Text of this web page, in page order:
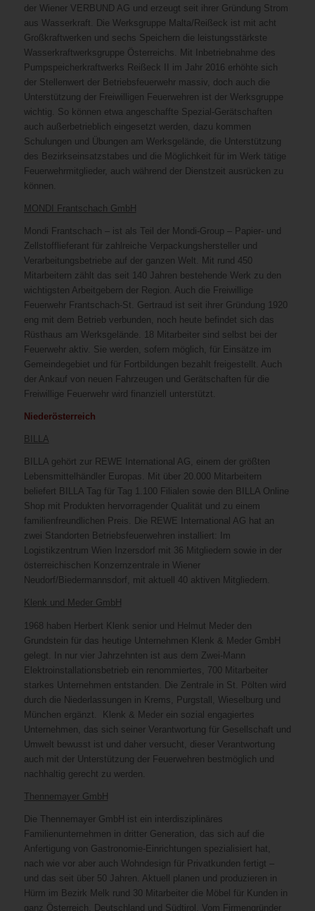
der Wiener VERBUND AG und erzeugt seit ihrer Gründung Strom
aus Wasserkraft. Die Werksgruppe Malta/Reißeck ist mit acht
Großkraftwerken und sechs Speichern die leistungsstärkste
Wasserkraftwerksgruppe Österreichs. Mit Inbetriebnahme des
Pumpspeicherkraftwerks Reißeck II im Jahr 2016 erhöhte sich
der Stellenwert der Betriebsfeuerwehr massiv, doch auch die
Unterstützung der Freiwilligen Feuerwehren ist der Werksgruppe
wichtig. So können etwa angeschaffte Spezial-Gerätschaften
auch außerbetrieblich eingesetzt werden, dazu kommen
Schulungen und Übungen am Werksgelände, die Unterstützung
des Bezirkseinsatzstabes und die Möglichkeit für im Werk tätige
Feuerwehrmitglieder, auch während der Dienstzeit ausrücken zu
können.
MONDI Frantschach GmbH
Mondi Frantschach – ist als Teil der Mondi-Group – Papier- und
Zellstofflieferant für zahlreiche Verpackungshersteller und
Verarbeitungsbetriebe auf der ganzen Welt. Mit rund 450
Mitarbeitern zählt das seit 140 Jahren bestehende Werk zu den
wichtigsten Arbeitgebern der Region. Auch die Freiwillige
Feuerwehr Frantschach-St. Gertraud ist seit ihrer Gründung 1920
eng mit dem Betrieb verbunden, noch heute befindet sich das
Rüsthaus am Werksgelände. 18 Mitarbeiter sind selbst bei der
Feuerwehr aktiv. Sie werden, sofern möglich, für Einsätze im
Gemeindegebiet und für Fortbildungen bezahlt freigestellt. Auch
der Ankauf von neuen Fahrzeugen und Gerätschaften für die
Freiwillige Feuerwehr wird finanziell unterstützt.
Niederösterreich
BILLA
BILLA gehört zur REWE International AG, einem der größten
Lebensmittelhändler Europas. Mit über 20.000 Mitarbeitern
beliefert BILLA Tag für Tag 1.100 Filialen sowie den BILLA Online
Shop mit Produkten hervorragender Qualität und zu einem
familienfreundlichen Preis. Die REWE International AG hat an
zwei Standorten Betriebsfeuerwehren installiert: Im
Logistikzentrum Wien Inzersdorf mit 36 Mitgliedern sowie in der
österreichischen Konzernzentrale in Wiener
Neudorf/Biedermannsdorf, mit aktuell 40 aktiven Mitgliedern.
Klenk und Meder GmbH
1968 haben Herbert Klenk senior und Helmut Meder den
Grundstein für das heutige Unternehmen Klenk & Meder GmbH
gelegt. In nur vier Jahrzehnten ist aus dem Zwei-Mann
Elektroinstallationsbetrieb ein renommiertes, 700 Mitarbeiter
starkes Unternehmen entstanden. Die Zentrale in St. Pölten wird
durch die Niederlassungen in Krems, Purgstall, Wieselburg und
München ergänzt. Klenk & Meder ein sozial engagiertes
Unternehmen, das sich seiner Verantwortung für Gesellschaft und
Umwelt bewusst ist und daher versucht, dieser Verantwortung
auch mit der Unterstützung der Feuerwehren bestmöglich und
nachhaltig gerecht zu werden.
Thennemayer GmbH
Die Thennemayer GmbH ist ein interdisziplinäres
Familienunternehmen in dritter Generation, das sich auf die
Anfertigung von Gastronomie-Einrichtungen spezialisiert hat,
nach wie vor aber auch Wohndesign für Privatkunden fertigt –
und das seit über 50 Jahren. Aktuell planen und produzieren in
Hürm im Bezirk Melk rund 30 Mitarbeiter die Möbel für Kunden in
ganz Österreich, Deutschland und Südtirol. Vom Firmengründer